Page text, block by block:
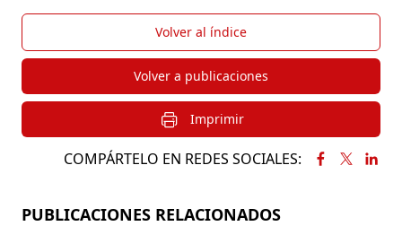
Volver al índice
Volver a publicaciones
Imprimir
COMPÁRTELO EN REDES SOCIALES:
PUBLICACIONES RELACIONADOS